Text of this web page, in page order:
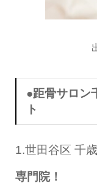
●距骨サロン
ト
1.世田谷区 千
専門院！